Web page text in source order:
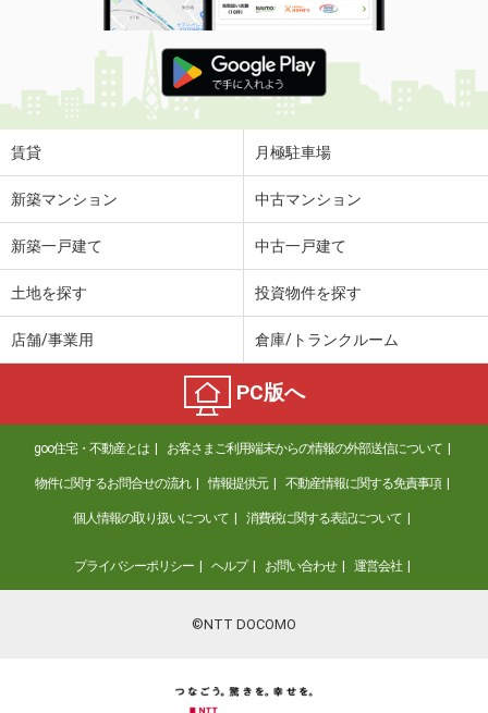
賃貸 月極駐車場
新築マンション 中古マンション
新築一戸建て 中古一戸建て
土地を探す 投資物件を探す
店舗/事業用 倉庫/トランクルーム
PC版へ
goo住宅・不動産とは お客さまご利用端末からの情報の外部送信について
物件に関するお問合せの流れ 情報提供元 不動産情報に関する免責事項
個人情報の取り扱いについて 消費税に関する表記について
プライバシーポリシー ヘルプ お問い合わせ 運営会社
©NTT DOCOMO